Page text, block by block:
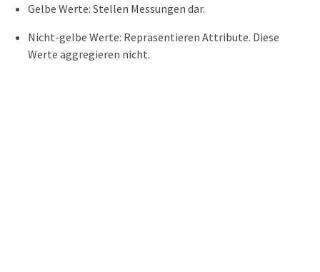
Gelbe Werte: Stellen Messungen dar.
Nicht-gelbe Werte: Repräsentieren Attribute. Diese
Werte aggregieren nicht.